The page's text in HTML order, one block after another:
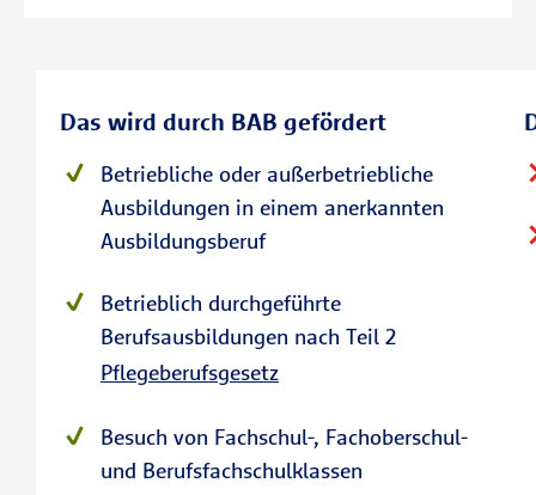
Das wird durch BAB gefördert
Betriebliche oder außerbetriebliche
Ausbildungen in einem anerkannten
Ausbildungsberuf
Betrieblich durchgeführte
Berufsausbildungen nach Teil 2
Pflegeberufsgesetz
Besuch von Fachschul-, Fachoberschul-
und Berufsfachschulklassen